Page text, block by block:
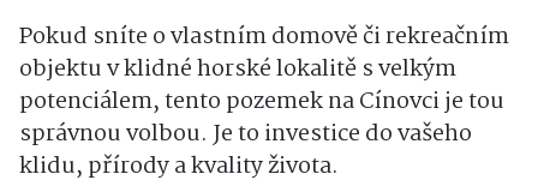
Pokud sníte o vlastním domově či rekreačním
objektu v klidné horské lokalitě s velkým
potenciálem, tento pozemek na Cínovci je tou
správnou volbou. Je to investice do vašeho
klidu, přírody a kvality života.